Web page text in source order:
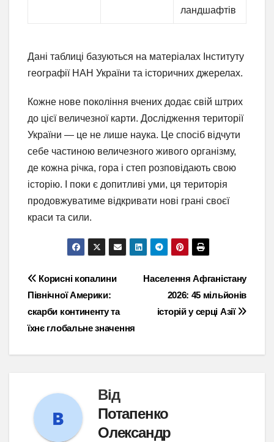
ландшафтів
Дані таблиці базуються на матеріалах Інституту
географії НАН України та історичних джерелах.
Кожне нове покоління вчених додає свій штрих
до цієї величезної карти. Дослідження території
України — це не лише наука. Це спосіб відчути
себе частиною величезного живого організму,
де кожна річка, гора і степ розповідають свою
історію. І поки є допитливі уми, ця територія
продовжуватиме відкривати нові грані своєї
краси та сили.
Навігація
записів
Населення Афганістану
2026: 45 мільйонів
історій у серці Азії
Корисні копалини
Північної Америки:
скарби континенту та
їхнє глобальне значення
Від
Потапенко
Олександр